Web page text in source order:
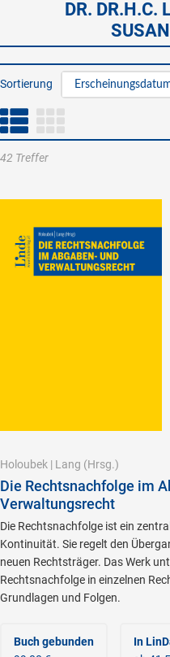
DR. DR.H.C.
Sortierung
42 Treffer
Holoubek | Lang (Hrsg.)
Die Rechtsnachfolge im
Verwaltungsrecht
Die Rechtsnachfolge ist ein
Kontinuität. Sie regelt den
neuen Rechtsträger. Das Werk
Rechtsnachfolge in einzelnen
Grundlagen und Folgen.
Buch gebunden
In